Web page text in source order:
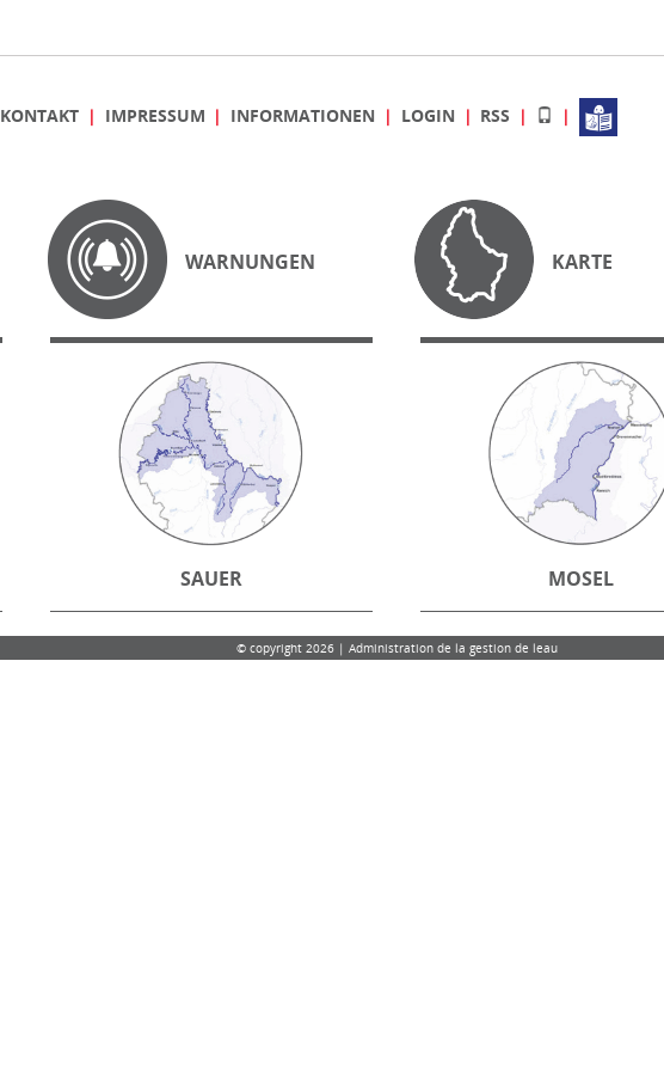
KONTAKT IMPRESSUM INFORMATIONEN LOGIN RSS
WARNUNGEN KARTE
SAUER MOSEL
© copyright 2026 | Administration de la gestion de leau